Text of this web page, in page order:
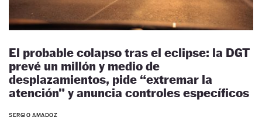
El probable colapso tras el eclipse: la DGT
prevé un millón y medio de
desplazamientos, pide “extremar la
atención” y anuncia controles específicos
SERGIO AMADOZ